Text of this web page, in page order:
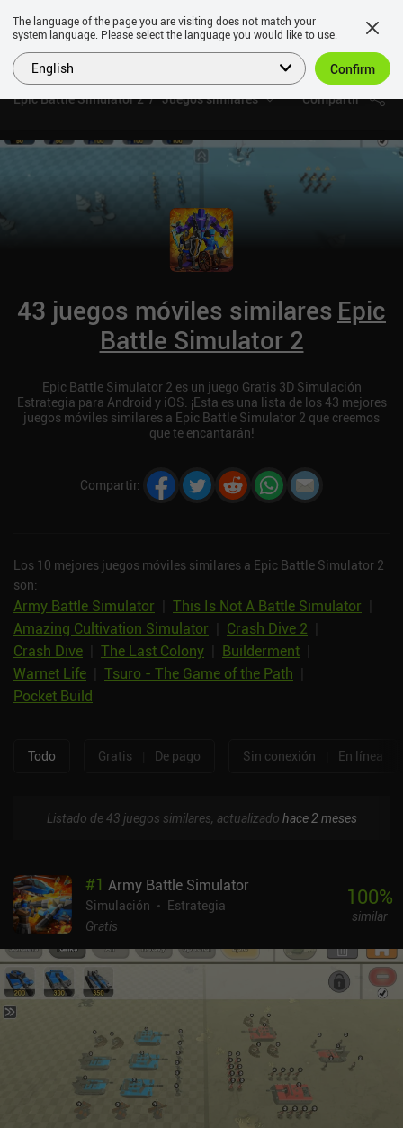
Epic Battle Simulator 2 Juegos similares Compartir
43 juegos móviles similares Epic
Battle Simulator 2
Epic Battle Simulator 2 es un juego Gratis 3D Simulación
Estrategia para Android y iOS. ¡Esta es una lista de los 43 mejores
juegos móviles similares a Epic Battle Simulator 2 que creemos
que te encantarán!
Compartir:
Los 10 mejores juegos móviles similares a Epic Battle Simulator 2
son:
Army Battle Simulator This Is Not A Battle Simulator
Amazing Cultivation Simulator
Crash Dive 2
Crash Dive
The Last Colony Builderment
Warnet Life
Tsuro - The Game of the Path
Pocket Build
Todo Gratis De pago Sin conexión En línea
Listado de 43 juegos similares, actualizado hace 2 meses
#1 Army Battle Simulator
Simulación
Estrategia
Gratis
100%
similar
The language of the page you are visiting does not match your
system language. Please select the language you would like to use.
English Confirm